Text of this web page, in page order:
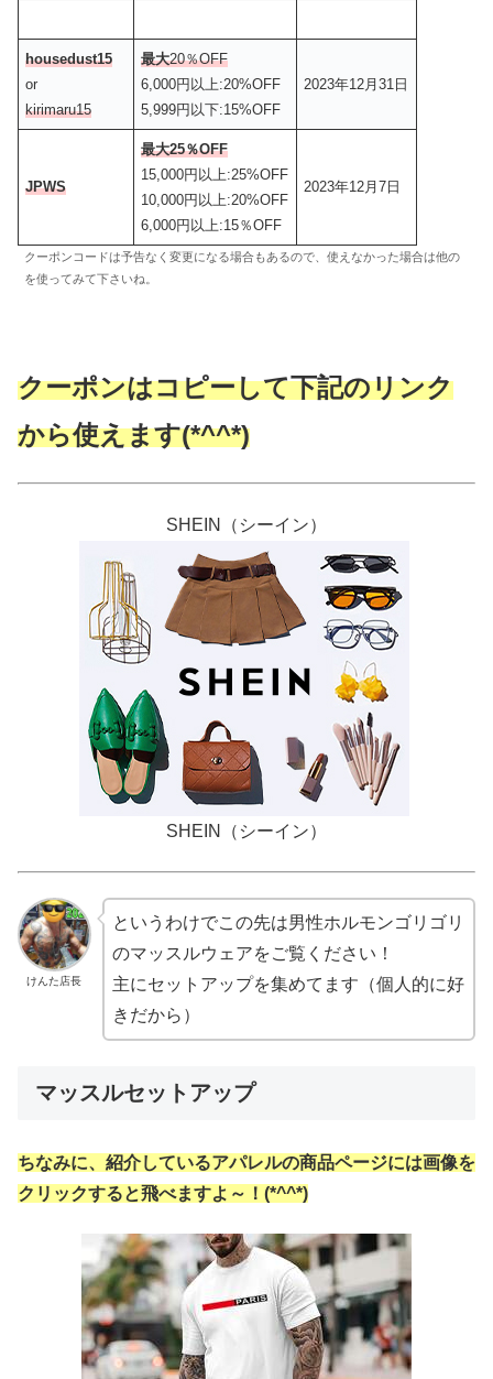
housedust15
or
kirimaru15
最大20％OFF
6,000円以上:20%OFF
5,999円以下:15%OFF
2023年12月31日
JPWS
最大25％OFF
15,000円以上:25%OFF
10,000円以上:20%OFF
6,000円以上:15％OFF
2023年12月7日
クーポンコードは予告なく変更になる場合もあるので、使えなかった場合は他の
を使ってみて下さいね。
クーポンはコピーして下記のリンク
から使えます(*^^*)
SHEIN（シーイン）
SHEIN（シーイン）
けんた店長
というわけでこの先は男性ホルモンゴリゴリ
のマッスルウェアをご覧ください！
主にセットアップを集めてます（個人的に好
きだから）
マッスルセットアップ
ちなみに、紹介しているアパレルの商品ページには画像を
クリックすると飛べますよ～！(*^^*)